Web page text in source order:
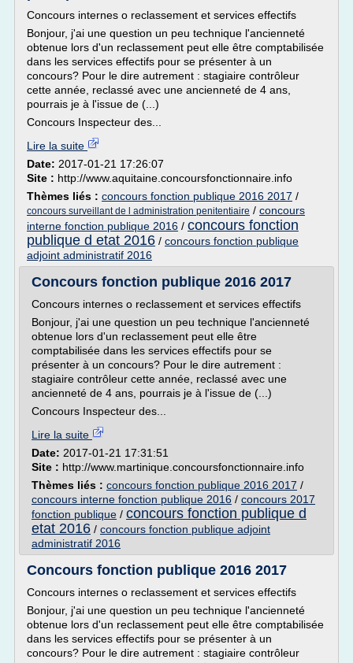
Concours internes o reclassement et services effectifs
Bonjour, j'ai une question un peu technique l'ancienneté
obtenue lors d'un reclassement peut elle être comptabilisée
dans les services effectifs pour se présenter à un
concours? Pour le dire autrement : stagiaire contrôleur
cette année, reclassé avec une ancienneté de 4 ans,
pourrais je à l'issue de (...)
Concours Inspecteur des...
Lire la suite
Date: 2017-01-21 17:26:07
Site : http://www.aquitaine.concoursfonctionnaire.info
Thèmes liés : concours fonction publique 2016 2017 /
concours surveillant de l administration penitentiaire / concours
interne fonction publique 2016 / concours fonction
publique d etat 2016 / concours fonction publique
adjoint administratif 2016
Concours fonction publique 2016 2017
Concours internes o reclassement et services effectifs
Bonjour, j'ai une question un peu technique l'ancienneté
obtenue lors d'un reclassement peut elle être
comptabilisée dans les services effectifs pour se
présenter à un concours? Pour le dire autrement :
stagiaire contrôleur cette année, reclassé avec une
ancienneté de 4 ans, pourrais je à l'issue de (...)
Concours Inspecteur des...
Lire la suite
Date: 2017-01-21 17:31:51
Site : http://www.martinique.concoursfonctionnaire.info
Thèmes liés : concours fonction publique 2016 2017 /
concours interne fonction publique 2016 / concours 2017
fonction publique / concours fonction publique d
etat 2016 / concours fonction publique adjoint
administratif 2016
Concours fonction publique 2016 2017
Concours internes o reclassement et services effectifs
Bonjour, j'ai une question un peu technique l'ancienneté
obtenue lors d'un reclassement peut elle être comptabilisée
dans les services effectifs pour se présenter à un
concours? Pour le dire autrement : stagiaire contrôleur